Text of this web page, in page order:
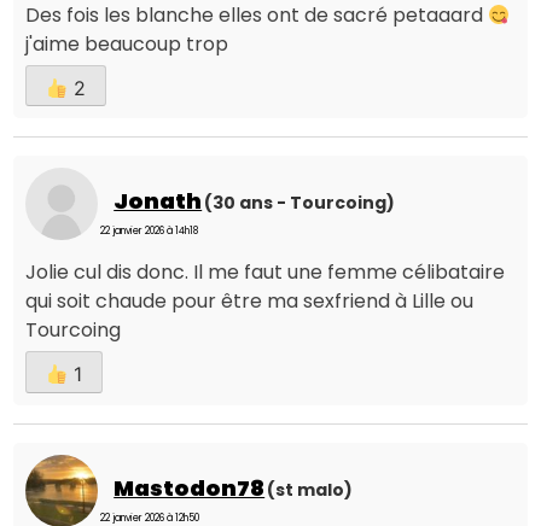
Des fois les blanche elles ont de sacré petaaard
j'aime beaucoup trop
2
Jonath (30 ans - Tourcoing)
22 janvier 2026 à 14h18
Jolie cul dis donc. Il me faut une femme célibataire
qui soit chaude pour être ma sexfriend à Lille ou
Tourcoing
1
Mastodon78 (st malo)
22 janvier 2026 à 12h50